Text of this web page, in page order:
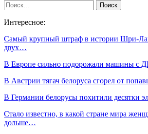
Интересное:
Самый крупный штраф в истории Шри-
двух…
В Европе сильно подорожали машины с
В Австрии тягач белоруса сгорел от
В Германии белорусы похитили десятки
Стало известно, в какой стране мира
дольше…